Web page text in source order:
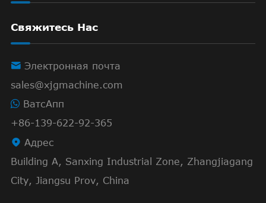
Свяжитесь Нас
 Электронная почта
sales@xjgmachine.com
ВатсАпп
+86-139-622-92-365
 Адрес
Building A, Sanxing Industrial Zone, Zhangjiagang
City, Jiangsu Prov, China